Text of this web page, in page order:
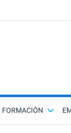
FORMACIÓN